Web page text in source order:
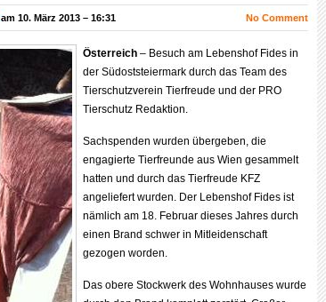
am 10. März 2013 – 16:31 No Comment
Österreich – Besuch am Lebenshof Fides in
der Südoststeiermark durch das Team des
Tierschutzverein Tierfreude und der PRO
Tierschutz Redaktion.
Sachspenden wurden übergeben, die
engagierte Tierfreunde aus Wien gesammelt
hatten und durch das Tierfreude KFZ
angeliefert wurden. Der Lebenshof Fides ist
nämlich am 18. Februar dieses Jahres durch
einen Brand schwer in Mitleidenschaft
gezogen worden.
Das obere Stockwerk des Wohnhauses wurde